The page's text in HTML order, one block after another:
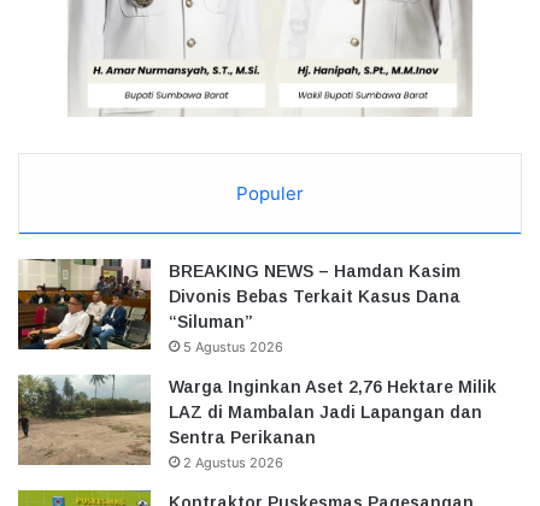
Populer
BREAKING NEWS – Hamdan Kasim
Divonis Bebas Terkait Kasus Dana
“Siluman”
5 Agustus 2026
Warga Inginkan Aset 2,76 Hektare Milik
LAZ di Mambalan Jadi Lapangan dan
Sentra Perikanan
2 Agustus 2026
Kontraktor Puskesmas Pagesangan